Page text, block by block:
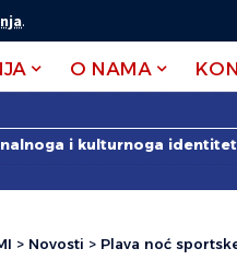
.
O NAMA
i kulturnoga
> Novosti > Plava noć